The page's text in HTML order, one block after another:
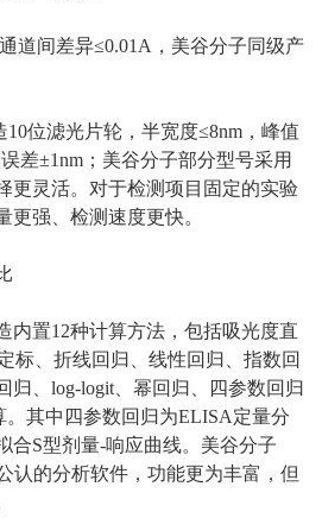
通道间差异≤0.01A ，美谷分子同级产
10位滤光片轮，半宽度≤8nm ，峰值
差±1nm ；美谷分子部分型号采用
更灵活。对于检测项目固定的实验
更强、检测速度更快。
内置12种计算方法，包括吸光度直
标、折线回归、线性回归、指数回
归、 log-logit 、幂回归、四参数回归
。其中四参数回归为ELISA定量分
合S型剂量-响应曲线。美谷分子
认的分析软件，功能更为丰富，但